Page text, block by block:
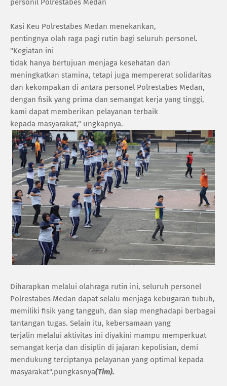
personil Polrestabes Medan
Kasi Keu Polrestabes Medan menekankan,
pentingnya olah raga pagi rutin bagi seluruh personel.
"Kegiatan ini
tidak hanya bertujuan menjaga kesehatan dan
meningkatkan stamina, tetapi juga mempererat solidaritas
dan kekompakan di antara personel Polrestabes Medan,
dengan fisik yang prima dan semangat kerja yang tinggi,
kami dapat memberikan pelayanan terbaik
kepada masyarakat," ungkapnya.
Diharapkan melalui olahraga rutin ini, seluruh personel
Polrestabes Medan dapat selalu menjaga kebugaran tubuh,
memiliki fisik yang tangguh, dan siap menghadapi berbagai
tantangan tugas. Selain itu, kebersamaan yang
terjalin melalui aktivitas ini diyakini mampu memperkuat
semangat kerja dan disiplin di jajaran kepolisian, demi
mendukung terciptanya pelayanan yang optimal kepada
masyarakat".pungkasnya(Tim).